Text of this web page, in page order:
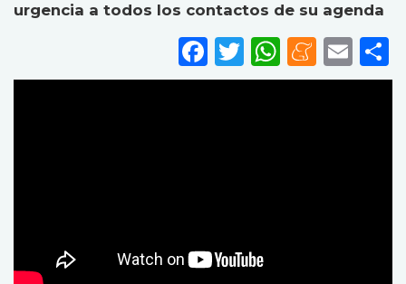
urgencia a todos los contactos de su agenda
Facebook
Twitter